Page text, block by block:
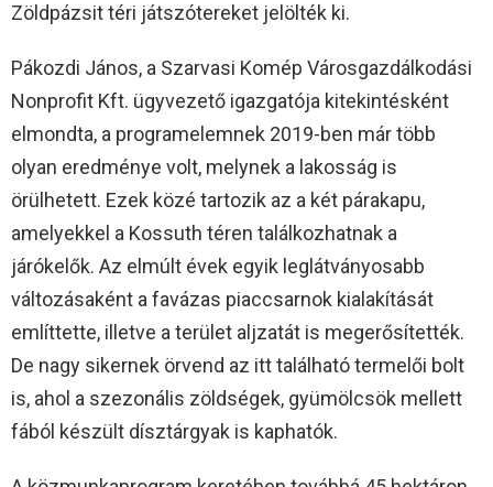
Zöldpázsit téri játszótereket jelölték ki.
Pákozdi János, a Szarvasi Komép Városgazdálkodási
Nonprofit Kft. ügyvezető igazgatója kitekintésként
elmondta, a programelemnek 2019-ben már több
olyan eredménye volt, melynek a lakosság is
örülhetett. Ezek közé tartozik az a két párakapu,
amelyekkel a Kossuth téren találkozhatnak a
járókelők. Az elmúlt évek egyik leglátványosabb
változásaként a favázas piaccsarnok kialakítását
említtette, illetve a terület aljzatát is megerősítették.
De nagy sikernek örvend az itt található termelői bolt
is, ahol a szezonális zöldségek, gyümölcsök mellett
fából készült dísztárgyak is kaphatók.